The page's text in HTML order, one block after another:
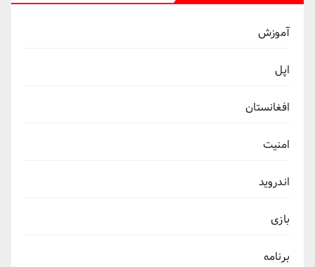
آموزش
اپل
افغانستان
امنیت
اندروید
بازی
برنامه